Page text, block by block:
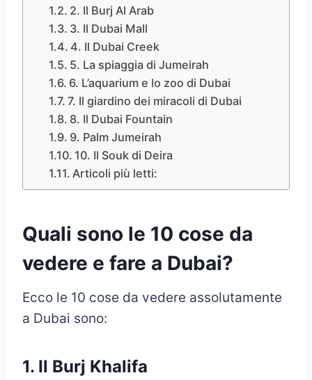
2. Il Burj Al Arab
3. Il Dubai Mall
4. Il Dubai Creek
5. La spiaggia di Jumeirah
6. L’aquarium e lo zoo di Dubai
7. Il giardino dei miracoli di Dubai
8. Il Dubai Fountain
9. Palm Jumeirah
10. Il Souk di Deira
Articoli più letti:
Quali sono le 10 cose da
vedere e fare a Dubai?
Ecco le 10 cose da vedere assolutamente
a Dubai sono:
1. Il Burj Khalifa